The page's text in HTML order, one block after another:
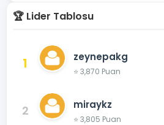
🏆 Lider Tablosu
1 zeynepakg
⭐ 3,870 Puan
2 miraykz
⭐ 3,805 Puan